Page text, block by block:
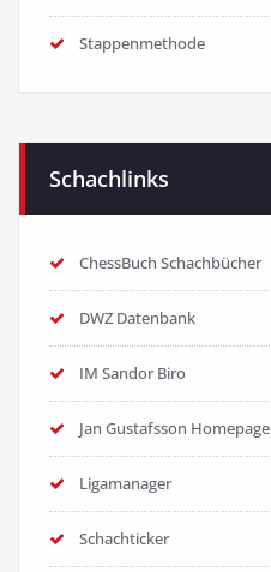
Stappenmethode
Schachlinks
ChessBuch Schachbücher
DWZ Datenbank
IM Sandor Biro
Jan Gustafsson Homepage
Ligamanager
Schachticker